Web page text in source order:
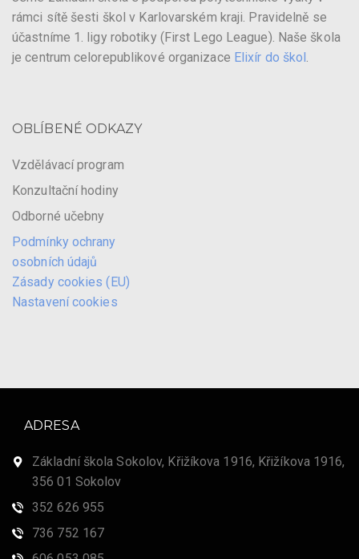
rámci sítě šesti škol v Karlovarském kraji. Pravidelně se
účastníme 1. ligy robotiky (First Lego League). Naše škola
je centrum celorepublikové organizace Elixír do škol .
OBLÍBENÉ ODKAZY
Vzdělávací program
Konzultační hodiny
Odborné učebny
Podmínky ochrany
osobních údajů
Zásady cookies (EU)
Nastavení cookies
ADRESA
Základní škola Sokolov, Křižíkova 1916, Křižíkova 1916,
356 01 Sokolov
352 626 955
736 752 167